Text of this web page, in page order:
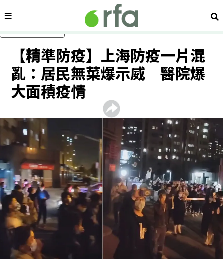
內容分類 搜
【精準防疫】上海防疫一片混
亂：居民無菜爆示威 醫院爆
大面積疫情